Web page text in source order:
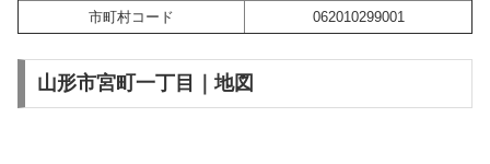
市町村コード
062010299001
山形市宮町一丁目｜地図